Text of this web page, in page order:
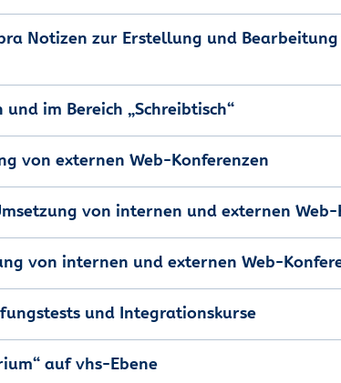
Notizen zur Erstellung und
im Bereich „Schreibtisch“
von externen Web-Konferenzen
von internen und externen
von internen und externen Web-
und Integrationskurse
auf vhs-Ebene